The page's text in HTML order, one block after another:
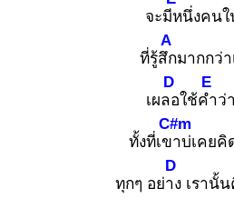
จะมีหนึ่งคน
ที่รู้สึก
A
มากกว่
เผลอ
D
ใช้คำ
E
ว่
ทั้งที่เขา
C#m
บ่เคยคิ
ทุกๆ อย่าง
D
เรานั้